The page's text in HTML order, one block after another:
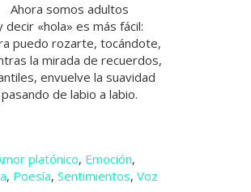
Ahora somos adultos
decir «hola» es más fácil:
puedo rozarte, tocándote,
la mirada de recuerdos,
envuelve la suavidad
pasando de labio a labio.
platónico, Emoción
, Poesía, Sentimientos, Voz